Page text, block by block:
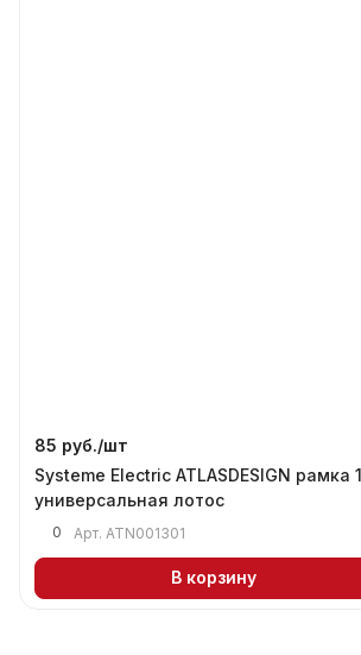
85 руб./шт
Systeme Electric ATLASDESIGN рамка
универсальная лотос
0 Арт. ATN001301
В корзину